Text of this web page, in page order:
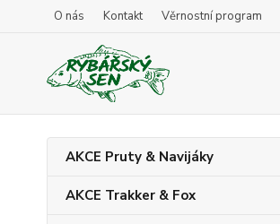
O nás Kontakt Věrnostní program
AKCE Pruty & Navijáky
AKCE Trakker & Fox